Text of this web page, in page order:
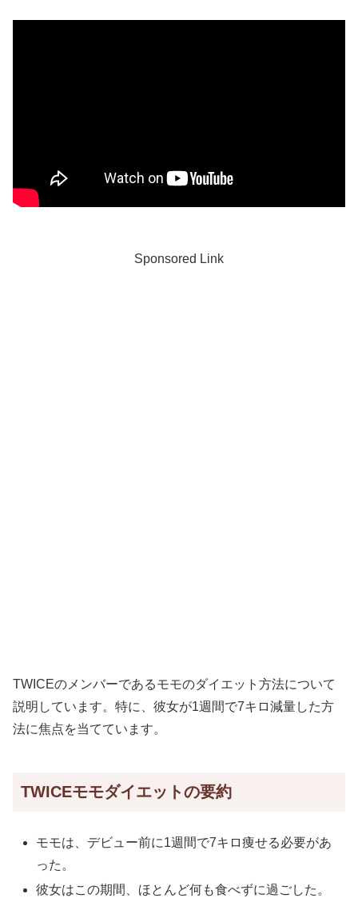
Sponsored Link
TWICEのメンバーであるモモのダイエット方法について
説明しています。特に、彼女が1週間で7キロ減量した方
法に焦点を当てています。
TWICEモモダイエットの要約
モモは、デビュー前に1週間で7キロ痩せる必要があ
った。
彼女はこの期間、ほとんど何も食べずに過ごした。